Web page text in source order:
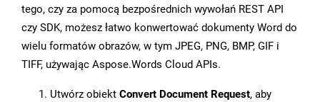
tego, czy za pomocą bezpośrednich wywołań REST API
czy SDK, możesz łatwo konwertować dokumenty Word do
wielu formatów obrazów, w tym JPEG, PNG, BMP, GIF i
TIFF, używając Aspose.Words Cloud APIs.
Utwórz obiekt Convert Document Request, aby